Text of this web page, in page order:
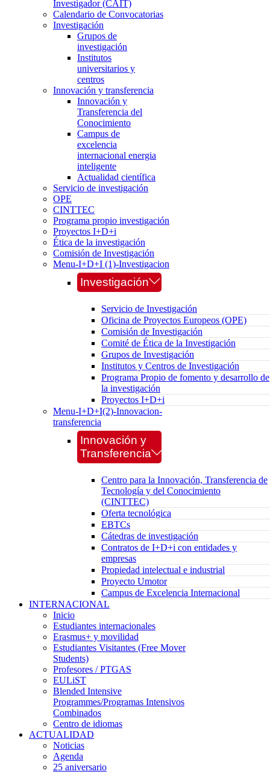
Investigador (CAIT)
Calendario de Convocatorias
Investigación
Grupos de
investigación
Institutos
universitarios y
centros
Innovación y transferencia
Innovación y
Transferencia del
Conocimiento
Campus de
excelencia
internacional energia
inteligente
Actualidad científica
Servicio de investigación
OPE
CINTTEC
Programa propio investigación
Proyectos I+D+i
Ética de la investigación
Comisión de Investigación
Menu-I+D+I (1)-Investigacion
Investigación
Servicio de Investigación
Oficina de Proyectos Europeos (OPE)
Comisión de Investigación
Comité de Ética de la Investigación
Grupos de Investigación
Institutos y Centros de Investigación
Programa Propio de fomento y desarrollo de
la investigación
Proyectos I+D+i
Menu-I+D+I(2)-Innovacion-
transferencia
Innovación y
Transferencia
Centro para la Innovación, Transferencia de
Tecnología y del Conocimiento
(CINTTEC)
Oferta tecnológica
EBTCs
Cátedras de investigación
Contratos de I+D+i con entidades y
empresas
Propiedad intelectual e industrial
Proyecto Umotor
Campus de Excelencia Internacional
INTERNACIONAL
Inicio
Estudiantes internacionales
Erasmus+ y movilidad
Estudiantes Visitantes (Free Mover
Students)
Profesores / PTGAS
EULiST
Blended Intensive
Programmes/Programas Intensivos
Combinados
Centro de idiomas
ACTUALIDAD
Noticias
Agenda
25 aniversario